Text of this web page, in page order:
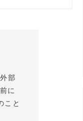
部
に
こと